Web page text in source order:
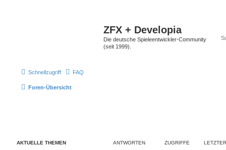
ZFX + Developia
Die deutsche Spieleentwickler-Community
(seit 1999).
Schnellzugriff FAQ
Foren-Übersicht
AKTUELLE THEMEN ANTWORTEN ZUGRIFFE